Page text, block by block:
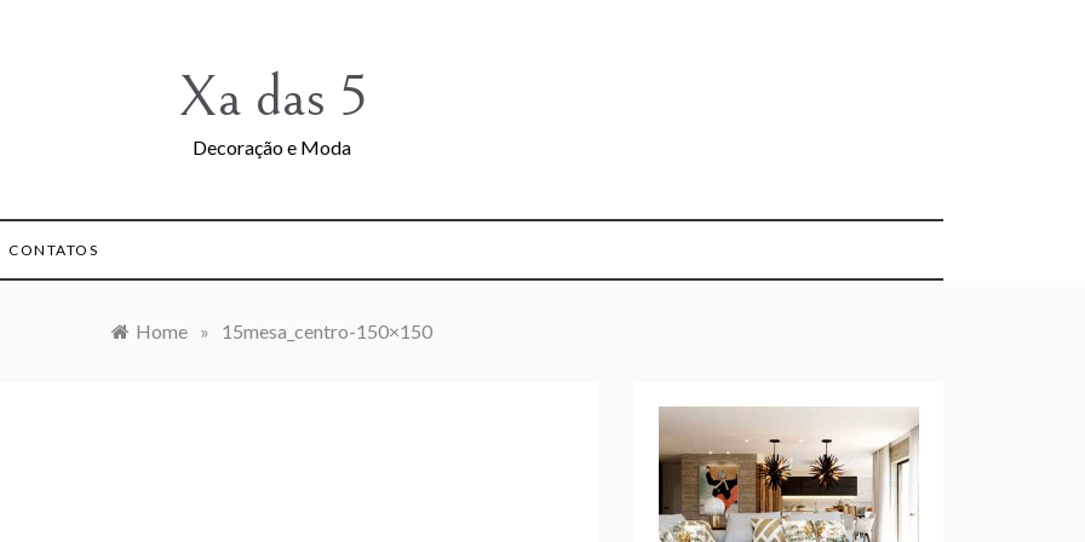
Xa das 5
Decoração e Moda
CONTATOS
Home » 15mesa_centro-150×150